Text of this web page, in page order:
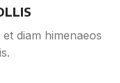
diam himenaeos